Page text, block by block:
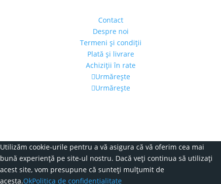
Contact
Despre noi
Termeni şi condiţii
Plată şi livrare
Achiziţii în rate
Urmărește
Urmărește
Utilizăm cookie-urile pentru a vă asigura că vă oferim cea mai
bună experiență pe site-ul nostru. Dacă veți continua să utilizați
acest site, vom presupune că sunteți mulțumit de
acesta.OkPolitica de confidentialitate